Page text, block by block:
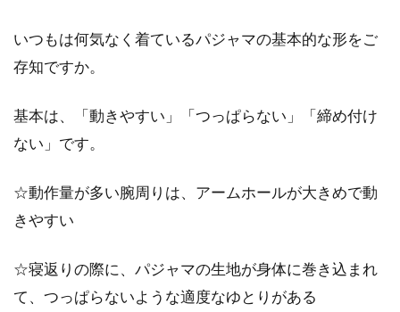
いつもは何気なく着ているパジャマの基本的な形をご
存知ですか。
基本は、「動きやすい」「つっぱらない」「締め付け
ない」です。
☆動作量が多い腕周りは、アームホールが大きめで動
きやすい
☆寝返りの際に、パジャマの生地が身体に巻き込まれ
て、つっぱらないような適度なゆとりがある